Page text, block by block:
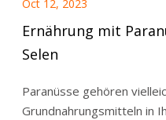
Oct 12, 2023
Ernährung mit
Selen
Paranüsse gehören
Grundnahrungsmitteln in